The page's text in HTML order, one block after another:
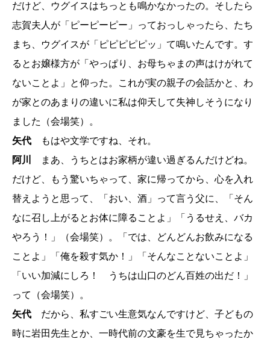
だけど、ウグイスはちっとも鳴かなかったの。そしたら
志賀夫人が「ピーピーピー」っておっしゃったら、たち
まち、ウグイスが「ピピピピピッ」て鳴いたんです。す
るとお嬢様方が「やっぱり、お母ちゃまの声はけがれて
ないことよ」と仰った。これが実の親子の会話かと、わ
が家とのあまりの違いに私は仰天して失神しそうになり
ました（会場笑）。
矢代 もはや文学ですね、それ。
阿川
まあ、うちとはお家柄が違い過ぎるんだけどね。
だけど、もう驚いちゃって、家に帰ってから、心を入れ
替えようと思って、「おい、酒」って言う父に、「そん
なに召し上がるとお体に障ることよ」「うるせえ、バカ
やろう！」（会場笑）。「では、どんどんお飲みになる
ことよ」「俺を殺す気か！」「そんなことないことよ」
「いい加減にしろ！ うちは山口のどん百姓の出だ！」
って（会場笑）。
矢代 だから、私すごい生意気なんですけど、子どもの
時に岩田先生とか、一時代前の文豪を生で見ちゃったか